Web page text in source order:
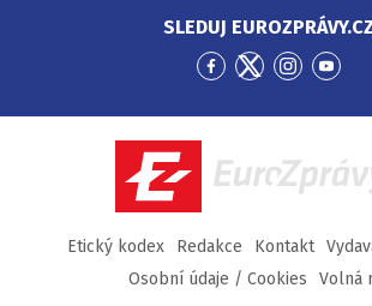
SLEDUJ EUROZPRÁVY.CZ
Přejít
Facebook
Přejít
Twitter
PřejítPřejít
EuroZprávy.cz
Etický kodex Redakce Kontakt
Osobní údaje / Cookies
Volná